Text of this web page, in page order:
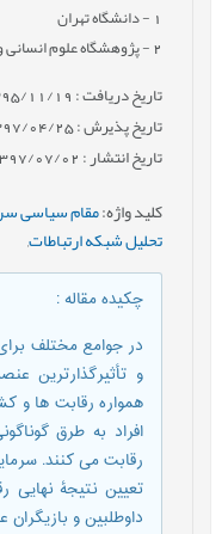
- دانشگاه تهران
2- پژوهشگاه علوم انسانی و
تاریخ دریافت : 1395/11/19
تاریخ پذیرش : 1397/04/25
تاریخ انتشار : 1397/07/02
کلید واژه:مقام سیاسی
تحلیل شبکه ارتباطات,
چکیده مقاله:
در جوامع مختلف
و تأثیرگذارترین
همواره رقابت ها
افراد به طرق
رقابت می کنند.
تعیین نتیجۀ نهایی
داوطلبین و